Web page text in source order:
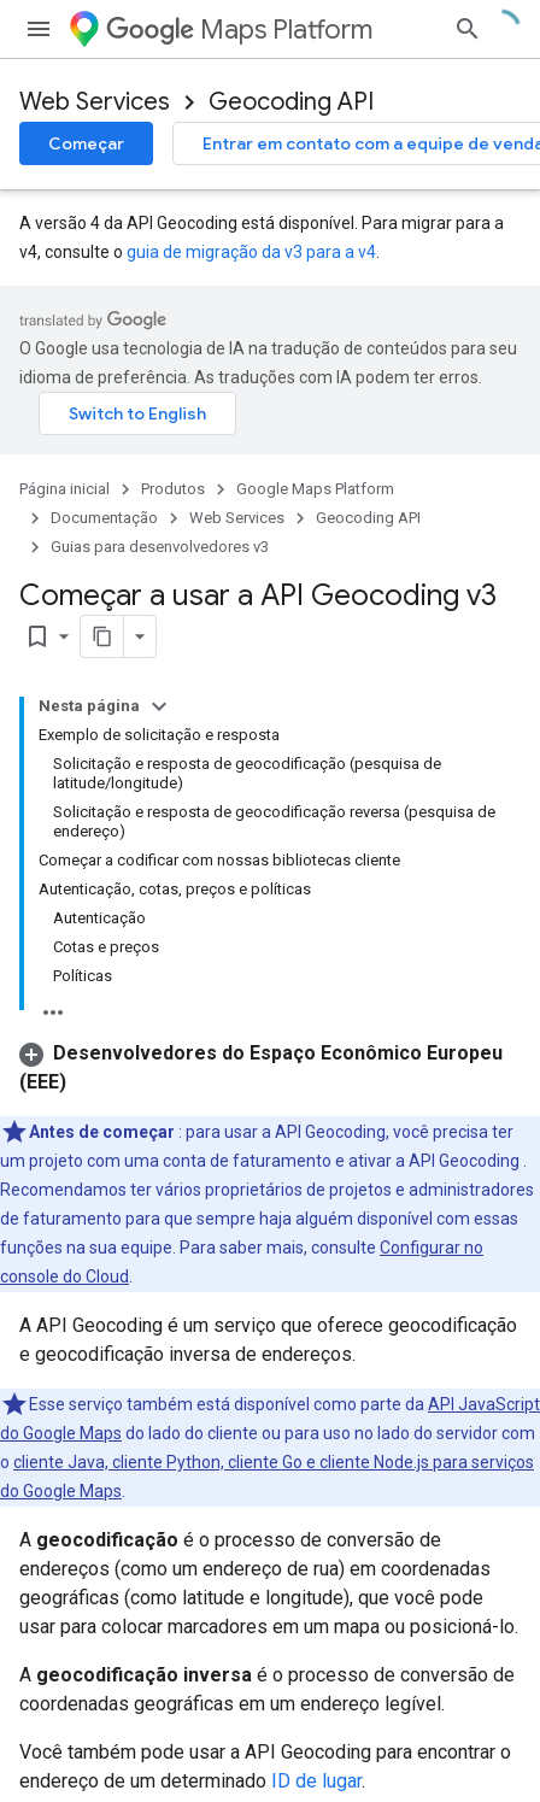
Maps Platform
Web Services Geocoding API
Começar Entrar em contato com a equipe de
A versão 4 da API Geocoding está disponível. Para migrar para a
v4, consulte o guia de migração da v3 para a v4
O Google usa tecnologia de IA na tradução de conteúdos para seu
idioma de preferência. As traduções com IA podem ter erros.
Página inicial Produtos
Google Maps Platform
Documentação
Web Services
Geocoding API
Guias para desenvolvedores v3
Começar a usar a API Geocoding v3
bookmark_border
Nesta página
Exemplo de solicitação e resposta
Solicitação e resposta de geocodificação (pesquisa de
latitude/longitude)
Solicitação e resposta de geocodificação reversa (pesquisa de
endereço)
Começar a codificar com nossas bibliotecas cliente
Autenticação, cotas, preços e políticas
Autenticação
Cotas e preços
Políticas
Desenvolvedores do Espaço Econômico Europeu
(EEE)
Antes de começar : para usar a API Geocoding, você precisa ter
um projeto com uma conta de faturamento e ativar a API Geocoding .
Recomendamos ter vários proprietários de projetos e administradores
de faturamento para que sempre haja alguém disponível com essas
funções na sua equipe. Para saber mais, consulte Configurar no
console do Cloud
A API Geocoding é um serviço que oferece geocodificação
e geocodificação inversa de endereços.
Esse serviço também está disponível como parte da API JavaScript
do Google Maps do lado do cliente ou para uso no lado do servidor com
o cliente Java, cliente Python, cliente Go e cliente Node.js para serviços
do Google Maps
A geocodificação é o processo de conversão de
endereços (como um endereço de rua) em coordenadas
geográficas (como latitude e longitude), que você pode
usar para colocar marcadores em um mapa ou posicioná-lo.
A geocodificação inversa é o processo de conversão de
coordenadas geográficas em um endereço legível.
Você também pode usar a API Geocoding para encontrar o
endereço de um determinado ID de lugar.